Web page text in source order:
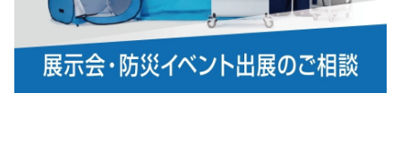
*1 一充電走行距離：数値は、Z（FWD）
*2 駆動用電池容量表示約10%から約80％までのおおよその時間。1
50kW（350A）の急速充電器の場合
*3急速充電時に予め電池温度を温めることで、低温時の充電速度を
改善する機能